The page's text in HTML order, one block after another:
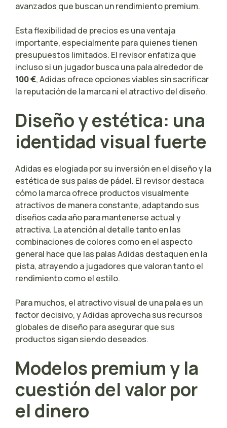
avanzados que buscan un rendimiento premium.
Esta flexibilidad de precios es una ventaja
importante, especialmente para quienes tienen
presupuestos limitados. El revisor enfatiza que
incluso si un jugador busca una pala alrededor de
100 €, Adidas ofrece opciones viables sin sacrificar
la reputación de la marca ni el atractivo del diseño.
Diseño y estética: una
identidad visual fuerte
Adidas es elogiada por su inversión en el diseño y la
estética de sus palas de pádel. El revisor destaca
cómo la marca ofrece productos visualmente
atractivos de manera constante, adaptando sus
diseños cada año para mantenerse actual y
atractiva. La atención al detalle tanto en las
combinaciones de colores como en el aspecto
general hace que las palas Adidas destaquen en la
pista, atrayendo a jugadores que valoran tanto el
rendimiento como el estilo.
Para muchos, el atractivo visual de una pala es un
factor decisivo, y Adidas aprovecha sus recursos
globales de diseño para asegurar que sus
productos sigan siendo deseados.
Modelos premium y la
cuestión del valor por
el dinero